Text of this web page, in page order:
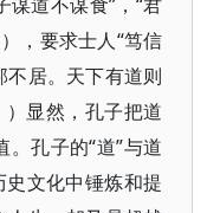
，要求士人“笃信
居。天下有道则
）显然，孔子把道
孔子的“道”与道
史文化中锤炼和提